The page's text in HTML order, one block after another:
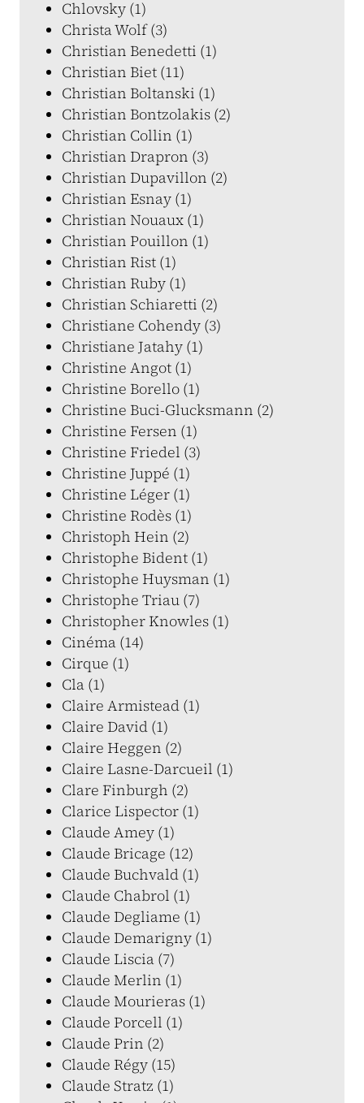
Chlovsky (1)
Christa Wolf (3)
Christian Benedetti (1)
Christian Biet (11)
Christian Boltanski (1)
Christian Bontzolakis (2)
Christian Collin (1)
Christian Drapron (3)
Christian Dupavillon (2)
Christian Esnay (1)
Christian Nouaux (1)
Christian Pouillon (1)
Christian Rist (1)
Christian Ruby (1)
Christian Schiaretti (2)
Christiane Cohendy (3)
Christiane Jatahy (1)
Christine Angot (1)
Christine Borello (1)
Christine Buci-Glucksmann (2)
Christine Fersen (1)
Christine Friedel (3)
Christine Juppé (1)
Christine Léger (1)
Christine Rodès (1)
Christoph Hein (2)
Christophe Bident (1)
Christophe Huysman (1)
Christophe Triau (7)
Christopher Knowles (1)
Cinéma (14)
Cirque (1)
Cla (1)
Claire Armistead (1)
Claire David (1)
Claire Heggen (2)
Claire Lasne-Darcueil (1)
Clare Finburgh (2)
Clarice Lispector (1)
Claude Amey (1)
Claude Bricage (12)
Claude Buchvald (1)
Claude Chabrol (1)
Claude Degliame (1)
Claude Demarigny (1)
Claude Liscia (7)
Claude Merlin (1)
Claude Mourieras (1)
Claude Porcell (1)
Claude Prin (2)
Claude Régy (15)
Claude Stratz (1)